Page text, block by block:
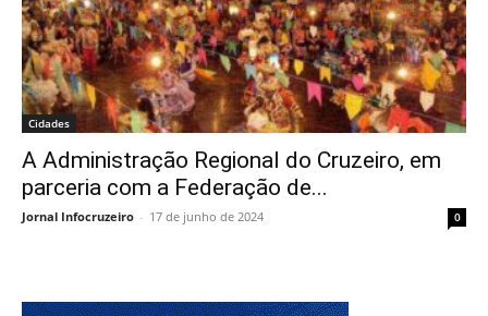
Cidades
A Administração Regional do Cruzeiro, em
parceria com a Federação de...
Jornal Infocruzeiro - 17 de junho de 2024 0